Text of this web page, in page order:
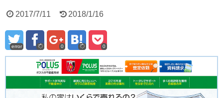
2017/7/11 2018/1/16
error 0 0